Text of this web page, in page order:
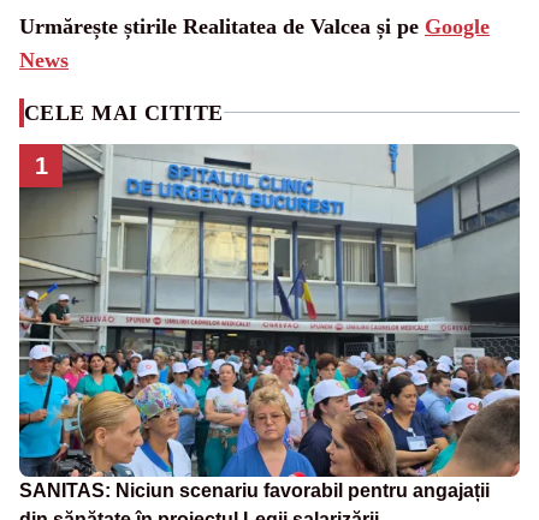
Urmărește știrile Realitatea de Valcea și pe Google
News
CELE MAI CITITE
1
SANITAS: Niciun scenariu favorabil pentru angajații